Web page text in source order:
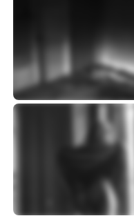
самодостаточность